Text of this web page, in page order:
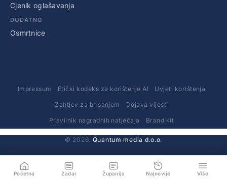
Cjenik oglašavanja
DODATNO
Osmrtnice
Impressum Etički kodeks za korištenje AI Uvjeti korištenja
Zahtjev za brisanjem Dojava vijesti
Pravilnik nagradnih natječaja Brand kit
© 2026. Quantum media d.o.o.
Početna Zadar Županija Najnovije Više